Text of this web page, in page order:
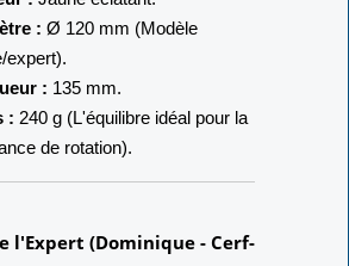
: Ø 120 mm (Modèle
expert).
: 135 mm.
: 240 g (L'équilibre idéal pour la
de rotation).
l'Expert (Dominique - Cerf-